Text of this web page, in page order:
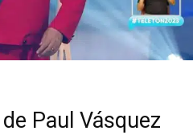
Paul Vásquez